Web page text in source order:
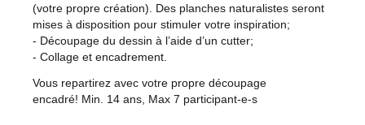
(votre propre création). Des planches naturalistes seront
mises à disposition pour stimuler votre inspiration;
- Découpage du dessin à l’aide d’un cutter;
- Collage et encadrement.
Vous repartirez avec votre propre découpage
encadré! Min. 14 ans, Max 7 participant-e-s